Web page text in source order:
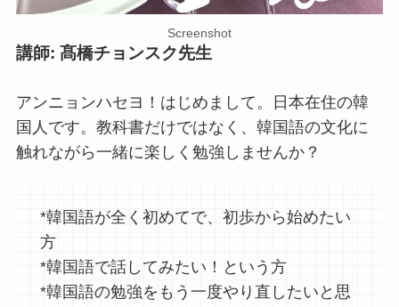
Screenshot
講師: 髙橋チョンスク先生
アンニョンハセヨ！はじめまして。日本在住の韓
国人です。教科書だけではなく、韓国語の文化に
触れながら一緒に楽しく勉強しませんか？
*韓国語が全く初めてで、初歩から始めたい
方
*韓国語で話してみたい！という方
*韓国語の勉強をもう一度やり直したいと思